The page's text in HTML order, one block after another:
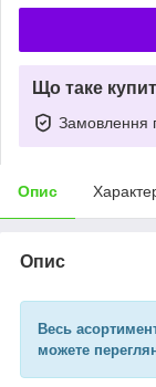
Що таке
Замовлення
Опис
Опис
Весь
можете